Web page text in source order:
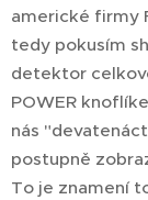
americké firmy
tedy pokusím
detektor
POWER
nás
postupně
To je znamení